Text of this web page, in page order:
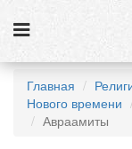
Новости
Главная
Нового времени
Авраамиты